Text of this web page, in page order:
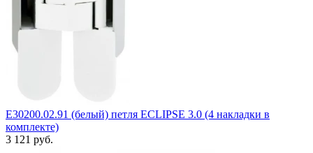
E30200.02.91 (белый) петля ECLIPSE 3.0 (4 накладки в
комплекте)
3 121 руб.